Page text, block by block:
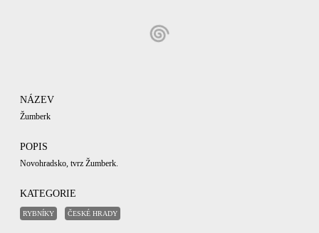
NÁZEV
Žumberk
POPIS
Novohradsko, tvrz Žumberk.
KATEGORIE
RYBNÍKY ČESKÉ HRADY